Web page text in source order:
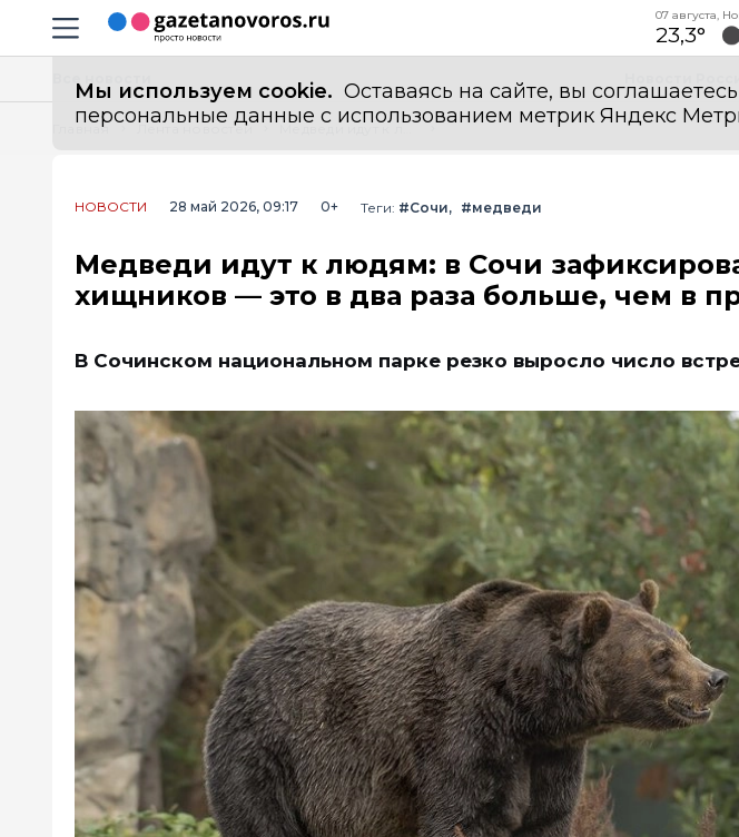
Навигация сайта
07 августа,
23,3°
Мы используем cookie. Оставаясь на сайте, вы
персональные данные с использованием метрик Яндекс
Главная Лента новостей Медведи идут к людям: в Сочи зафиксировали 150 выходов хищников — это в два раза больше, чем в прошлом году
НОВОСТИ 28 май 2026, 09:17 0+ Теги: #Сочи #медведи
Медведи идут к людям: в Сочи
хищников — это в два раза больше, чем в
В Сочинском национальном парке резко выросло число